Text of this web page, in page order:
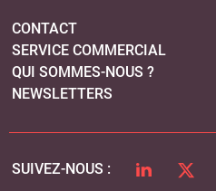
CONTACT
SERVICE COMMERCIAL
QUI SOMMES-NOUS ?
NEWSLETTERS
SUIVEZ-NOUS : LINKEDIN